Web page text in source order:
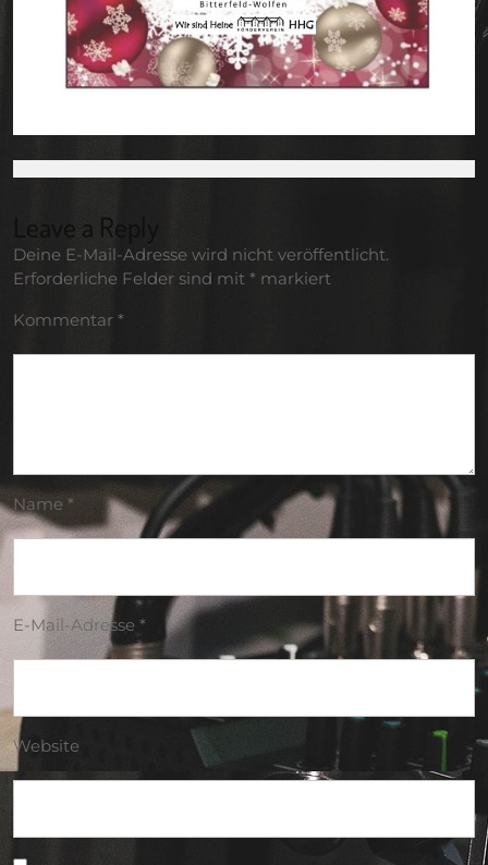
Leave a Reply
Deine E-Mail-Adresse wird nicht veröffentlicht.
Erforderliche Felder sind mit * markiert
Kommentar *
Name *
E-Mail-Adresse *
Website